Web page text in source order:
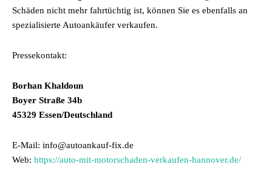
Schäden nicht mehr fahrtüchtig ist, können Sie es ebenfalls an
spezialisierte Autoankäufer verkaufen.
Pressekontakt:
Borhan Khaldoun
Boyer Straße 34b
45329 Essen/Deutschland
E-Mail: info@autoankauf-fix.de
Web: https://auto-mit-motorschaden-verkaufen-hannover.de/